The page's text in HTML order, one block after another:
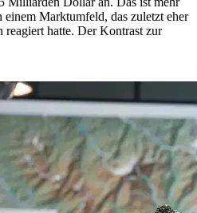
Marktumfeld, das zuletzt eher
hatte. Der Kontrast zur